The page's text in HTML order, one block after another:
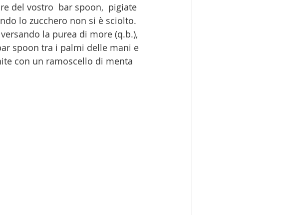
del vostro  bar spoon,  pigiate
lo zucchero non si è sciolto.
la purea di more (q.b.),
spoon tra i palmi delle mani e
con un ramoscello di menta